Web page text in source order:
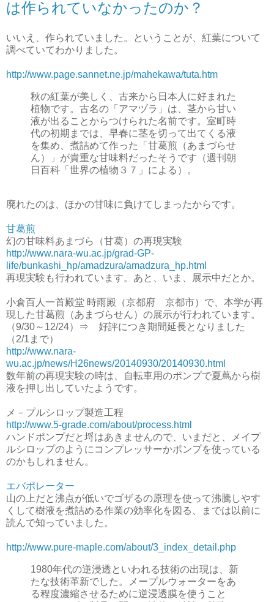
は作られていなかったのか？
いいえ、作られていました。ということが、紅葉について
調べていてわかりました。
http://www.page.sannet.ne.jp/mahekawa/tuta.htm
秋の紅葉が美しく、古来から日本人に好まれた
植物です。古名の「アマヅラ」は、茎から甘い
液が出ることからつけられた名前です。室町時
代の初期までは、早春に茎を切って出てくる液
を集め、煮詰めて作った「甘葛煎（あまづらせ
ん）」が貴重な甘味料だったそうです（週刊朝
日百科「世界の植物３７」による）。
廃れたのは、ほかの甘味に負けてしまったからです。
甘葛煎
幻の甘味料あまづら（甘葛）の再現実験
http://www.nara-wu.ac.jp/grad-GP-
life/bunkashi_hp/amadzura/amadzura_hp.html
再現実験も行われています。あと、いま、展示中だとか。
小倉百人一首殿堂 時雨殿（京都府 京都市）で、本学が再
現した甘葛煎（あまづらせん）の展示が行われています。
（9/30～12/24）⇒ 好評につき期間延長となりました
（2/1まで）
http://www.nara-
wu.ac.jp/news/H26news/20140930/20140930.html
数年前の再現実験の時は、自転車用のポンプで夏蔦から樹
液を押し出していたようです。
メ－プルシロップ製造工程
http://www.5-grade.com/about/process.html
ハンドポンプだと埒はあきませんので、いまだと、メイプ
ルシロップのようにコンプレッサーかポンプを使っている
のかもしれません。
エバポレーター
山の上だと沸点が低いでゴザるの原理を使って沸騰しやす
くして樹液を煮詰める作業の効率化を図る、までは以前に
読んで知っていました。
http://www.pure-maple.com/about/3_index_detail.php
1980年代の逆浸透といわれる技術の出現は、新
たな技術革新でした。メープルウォーターをあ
る程度濃縮させるために逆浸透膜を使うこと